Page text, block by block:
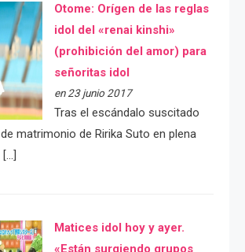
Otome: Orígen de las reglas
idol del «renai kinshi»
(prohibición del amor) para
señoritas idol
en 23 junio 2017
Tras el escándalo suscitado
matrimonio de Ririka Suto en plena
Matices idol hoy y ayer.
«Están surgiendo grupos